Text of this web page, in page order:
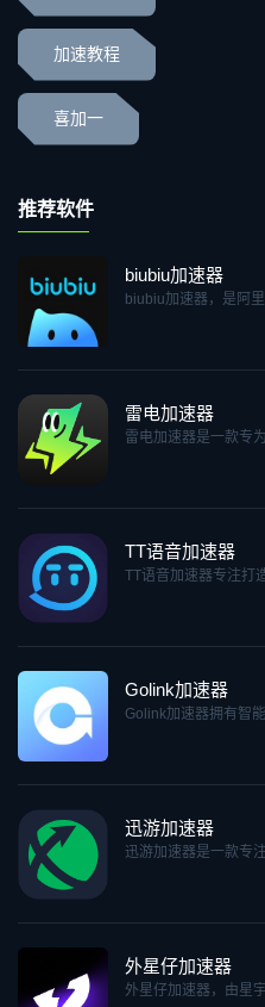
加速教程
喜加一
推荐软件
biubiu加速器
biubiu加速器，是阿里
雷电加速器
雷电加速器是一款专
TT语音加速器
TT语音加速器专注打
Golink加速器
Golink加速器拥有智
迅游加速器
迅游加速器是一款专
外星仔加速器
外星仔加速器，由星